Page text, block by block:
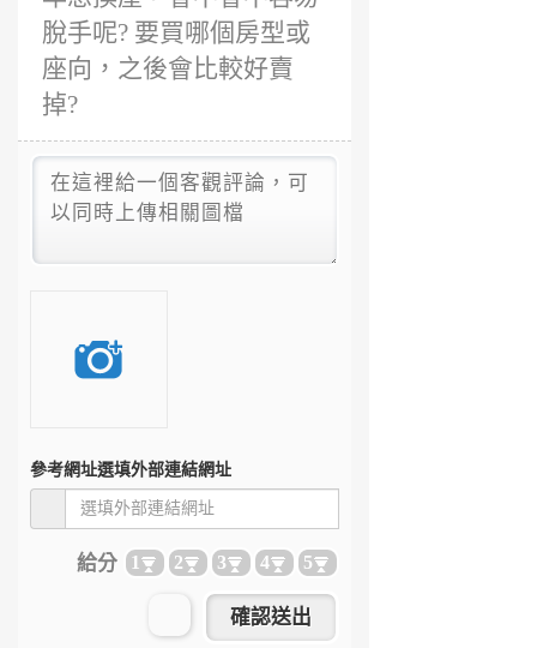
脫手呢? 要買哪個房型或
座向，之後會比較好賣
掉?
參考網址選填外部連結網址
給分 1 2 3 4 5